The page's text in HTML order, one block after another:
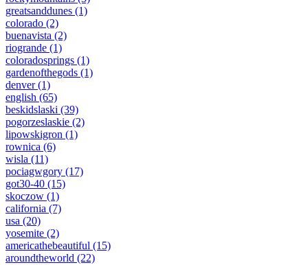
greatsanddunes (1)
colorado (2)
buenavista (2)
riogrande (1)
coloradosprings (1)
gardenofthegods (1)
denver(1)
english (65)
beskidslaski (39)
pogorzeslaskie (2)
lipowskigron (1)
rownica (6)
wisla (11)
pociagwgory (17)
got30-40 (15)
skoczow (1)
california (7)
usa (20)
yosemite (2)
americathebeautiful (15)
aroundtheworld (22)